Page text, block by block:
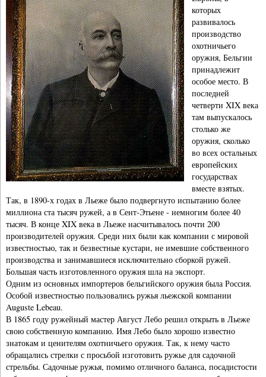
которых
развивалось
производство
охотничьего
оружия, Бельгии
принадлежит
особое место. В
последней
четверти XIX века
там выпускалось
столько же
оружия, сколько
во всех остальных
европейских
государствах
вместе взятых.
Так, в 1890-х годах в Льеже было подвергнуто испытанию более
миллиона ста тысяч ружей, а в Сент-Этьене - немногим более 40
тысяч. В конце XIX века в Льеже насчитывалось почти 200
производителей оружия. Среди них были как компании с мировой
известностью, так и безвестные кустари, не имевшие собственного
производства и занимавшиеся исключительно сборкой ружей.
Большая часть изготовленного оружия шла на экспорт.
Одним из основных импортеров бельгийского оружия была Россия.
Особой известностью пользовались ружья льежской компании
Auguste Lebeau.
В 1865 году ружейный мастер Август Лебо решил открыть в Льеже
свою собственную компанию. Имя Лебо было хорошо известно
знатокам и ценителям охотничьего оружия. Так, к нему часто
обращались стрелки с просьбой изготовить ружье для садочной
стрельбы. Садочные ружья, помимо отличного баланса, посадистости